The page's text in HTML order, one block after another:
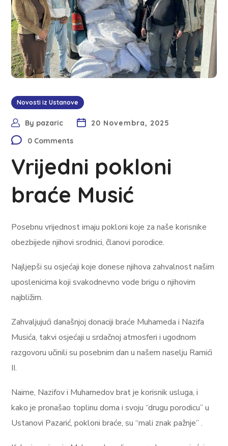
Novosti iz Ustanove
By pazaric
20 Novembra, 2025
0 Comments
Vrijedni pokloni
braće Musić
Posebnu vrijednost imaju pokloni koje za naše korisnike
obezbijede njihovi srodnici, članovi porodice.
Najljepši su osjećaji koje donese njihova zahvalnost našim
uposlenicima koji svakodnevno vode brigu o njihovim
najbližim.
Zahvaljujući današnjoj donaciji braće Muhameda i Nazifa
Musića, takvi osjećaji u srdačnoj atmosferi i ugodnom
razgovoru učinili su posebnim dan u našem naselju Ramići
II.
Naime, Nazifov i Muhamedov brat je korisnik usluga, i
kako je pronašao toplinu doma i svoju “drugu porodicu” u
Ustanovi Pazarić, pokloni braće, su “mali znak pažnje” .